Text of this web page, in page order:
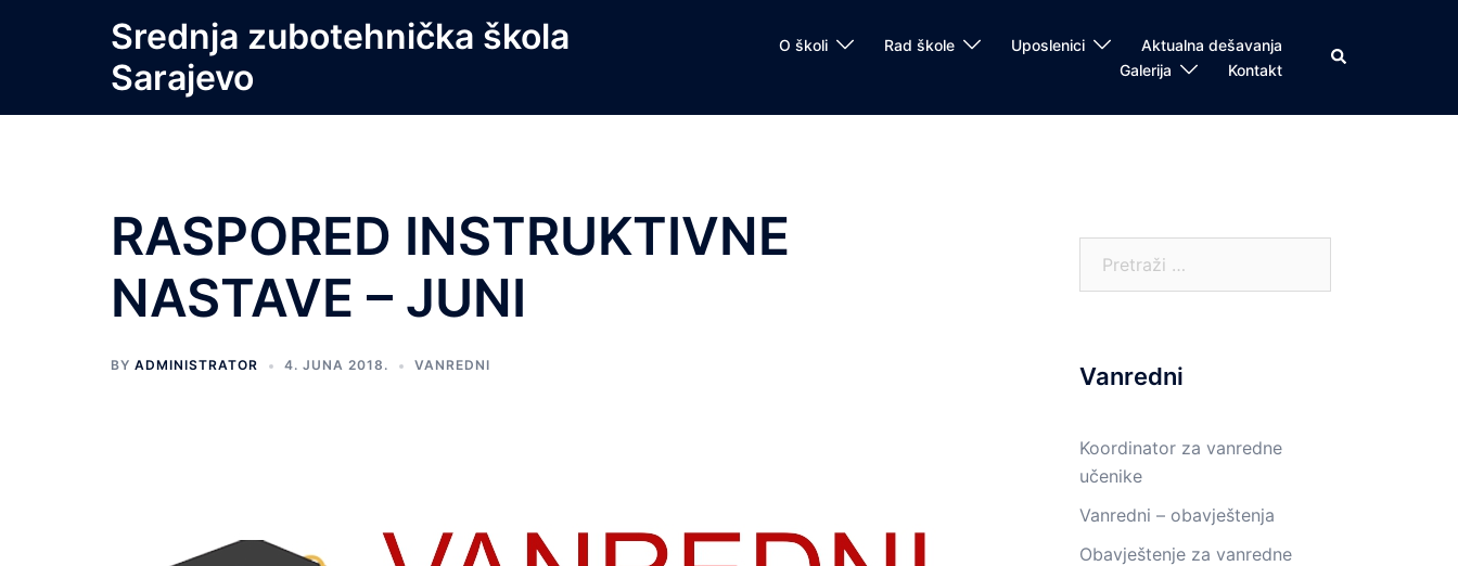
Srednja zubotehnička škola
Sarajevo
O školi Rad škole Uposlenici
Aktualna dešavanja
Galerija
Kontakt
Search
RASPORED INSTRUKTIVNE
NASTAVE – JUNI
BY ADMINISTRATOR 4. JUNA 2018. VANREDNI Vanredni
Koordinator za vanredne
učenike
Vanredni – obavještenja
Obavještenje za vanredne